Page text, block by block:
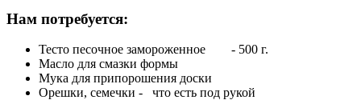
Нам потребуется:
Тесто песочное замороженное - 500 г.
Масло для смазки формы
Мука для припорошения доски
Орешки, семечки - что есть под рукой